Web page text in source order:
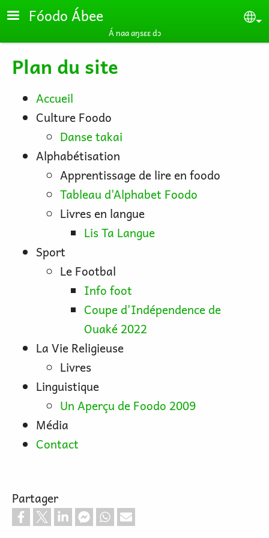
Skip to main content
Fóodo Ábee
Á naa aŋsɛɛ dɔ
Plan du site
Accueil
Culture Foodo
Danse takai
Alphabétisation
Apprentissage de lire en foodo
Tableau d'Alphabet Foodo
Livres en langue
Lis Ta Langue
Sport
Le Footbal
Info foot
Coupe d'Indépendence de
Ouaké 2022
La Vie Religieuse
Livres
Linguistique
Un Aperçu de Foodo 2009
Média
Contact
Partager